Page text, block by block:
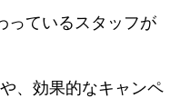
っているスタッフが
、効果的なキャンペ